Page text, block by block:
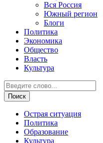
Вся Россия
Южный регион
Блоги
Политика
Экономика
Общество
Власть
Культура
Острая ситуация
Политика
Образование
Культура